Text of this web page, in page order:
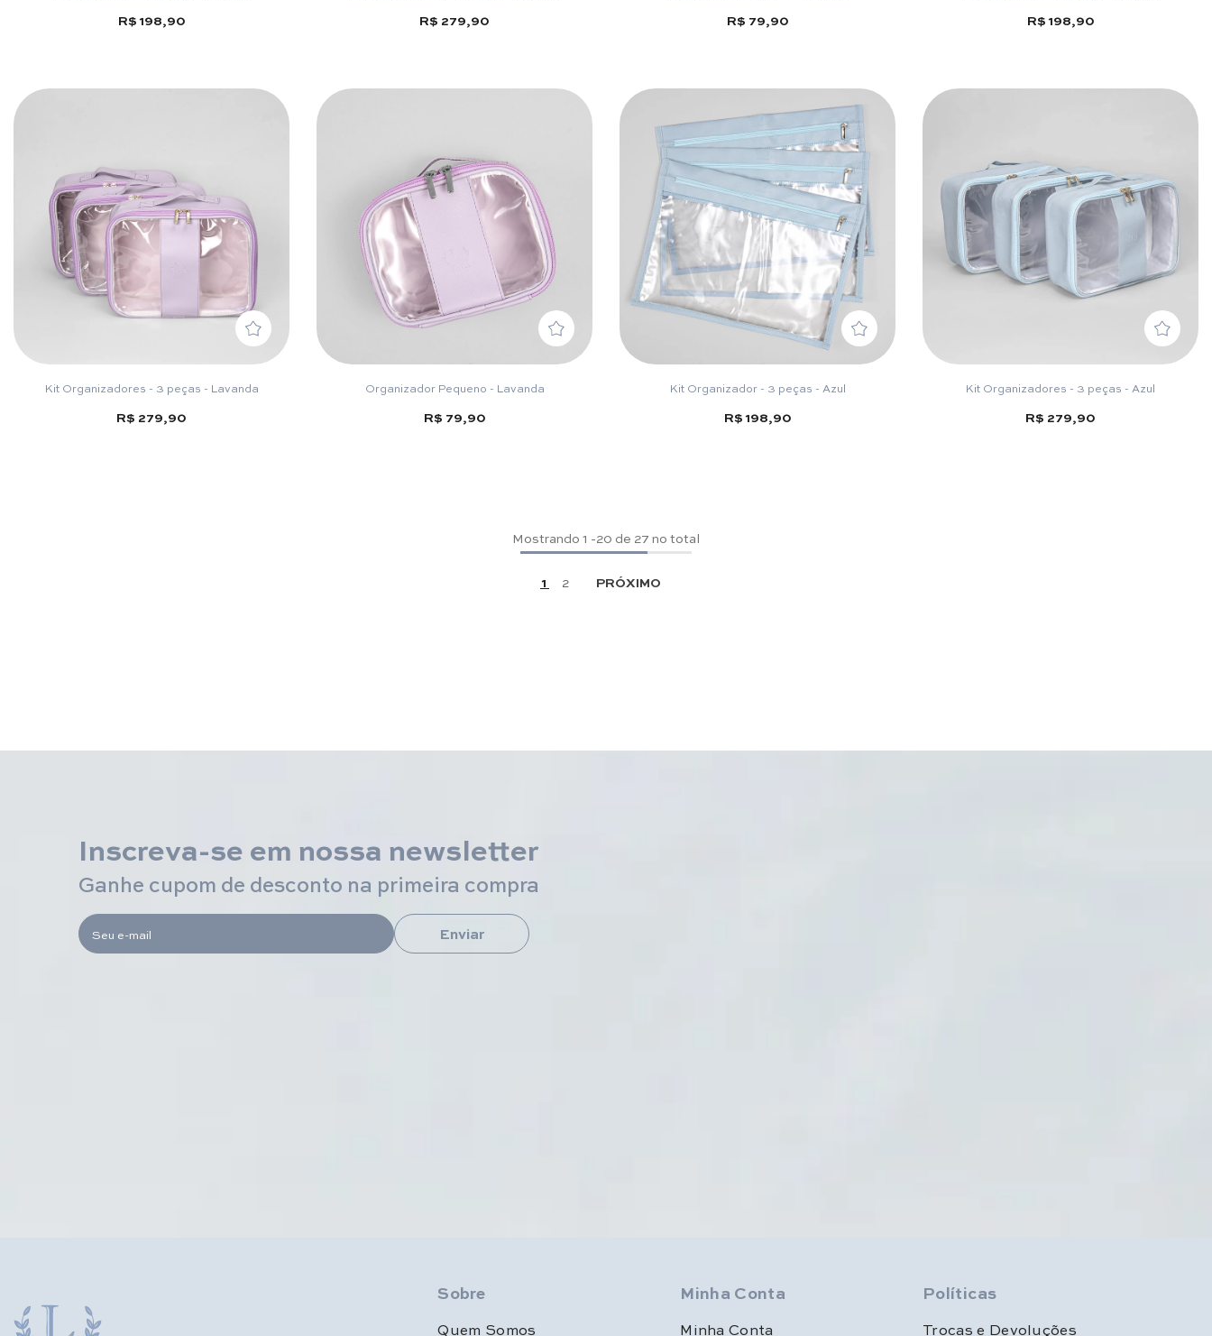
R$ 198,90 R$ 279,90 R$ 79,90 R$ 198,90
Kit Organizadores - 3 peças - Lavanda
R$ 279,90
Organizador Pequeno - Lavanda
R$ 79,90
Kit Organizador - 3 peças - Azul
R$ 198,90
Kit Organizadores - 3 peças - Azul
R$ 279,90
Mostrando 1 -20 de 27 no total
1 2 PRÓXIMO
Inscreva-se em nossa newsletter
Ganhe cupom de desconto na primeira compra
Seu e-mail Enviar
Sobre
Quem Somos
Minha Conta
Minha Conta
Políticas
Trocas e Devoluções